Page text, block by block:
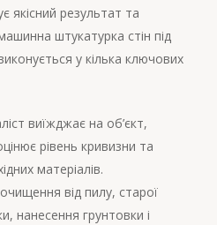
якісний результат та
штукатурка стін під
у кілька ключових
виїжджає на об’єкт,
рівень кривизни та
матеріалів.
від пилу, старої
нанесення грунтовки і